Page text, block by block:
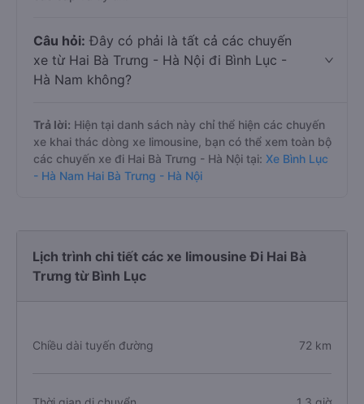
Câu hỏi: Đây có phải là tất cả các chuyến
xe từ Hai Bà Trưng - Hà Nội đi Bình Lục -
Hà Nam không?
Trả lời: Hiện tại danh sách này chỉ thể hiện các chuyến
xe khai thác dòng xe limousine, bạn có thể xem toàn bộ
các chuyến xe đi Hai Bà Trưng - Hà Nội tại: Xe Bình Lục
- Hà Nam Hai Bà Trưng - Hà Nội
Lịch trình chi tiết các xe limousine Đi Hai Bà
Trưng từ Bình Lục
Chiều dài tuyến đường 72 km